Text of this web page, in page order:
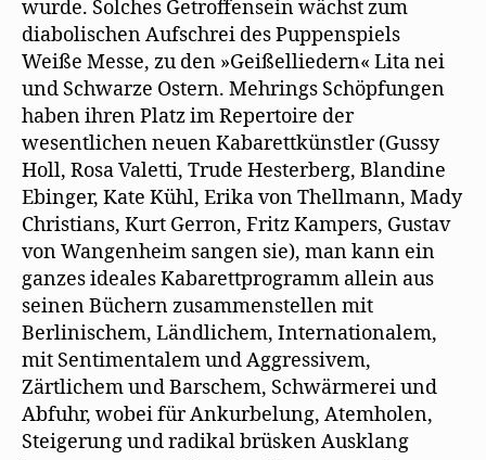
wurde. Solches Getroffensein wächst zum
diabolischen Aufschrei des Puppenspiels
Weiße Messe, zu den »Geißelliedern« Lita nei
und Schwarze Ostern. Mehrings Schöpfungen
haben ihren Platz im Repertoire der
wesentlichen neuen Kabarettkünstler (Gussy
Holl, Rosa Valetti, Trude Hesterberg, Blandine
Ebinger, Kate Kühl, Erika von Thellmann, Mady
Christians, Kurt Gerron, Fritz Kampers, Gustav
von Wangenheim sangen sie), man kann ein
ganzes ideales Kabarettprogramm allein aus
seinen Büchern zusammenstellen mit
Berlinischem, Ländlichem, Internationalem,
mit Sentimentalem und Aggressivem,
Zärtlichem und Barschem, Schwärmerei und
Abfuhr, wobei für Ankurbelung, Atemholen,
Steigerung und radikal brüsken Ausklang